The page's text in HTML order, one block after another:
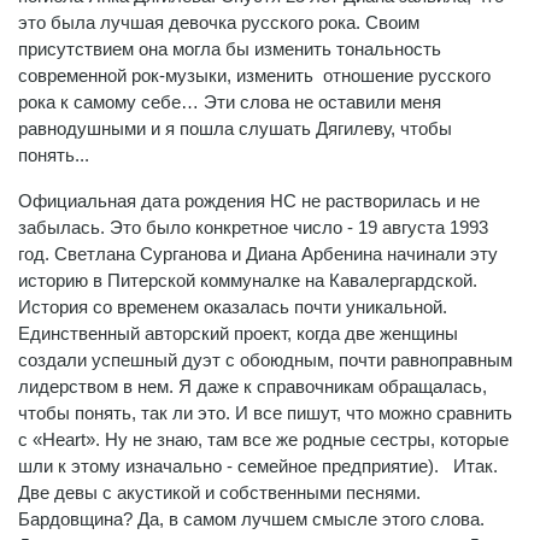
это была лучшая девочка русского рока. Своим
присутствием она могла бы изменить тональность
современной рок-музыки, изменить отношение русского
рока к самому себе… Эти слова не оставили меня
равнодушными и я пошла слушать Дягилеву, чтобы
понять...
Официальная дата рождения НС не растворилась и не
забылась. Это было конкретное число - 19 августа 1993
год. Светлана Сурганова и Диана Арбенина начинали эту
историю в Питерской коммуналке на Кавалергардской.
История со временем оказалась почти уникальной.
Единственный авторский проект, когда две женщины
создали успешный дуэт с обоюдным, почти равноправным
лидерством в нем. Я даже к справочникам обращалась,
чтобы понять, так ли это. И все пишут, что можно сравнить
с «Heart». Ну не знаю, там все же родные сестры, которые
шли к этому изначально - семейное предприятие). Итак.
Две девы с акустикой и собственными песнями.
Бардовщина? Да, в самом лучшем смысле этого слова.